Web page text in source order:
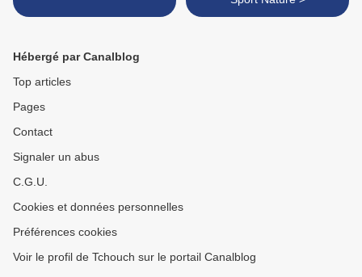
Hébergé par Canalblog
Top articles
Pages
Contact
Signaler un abus
C.G.U.
Cookies et données personnelles
Préférences cookies
Voir le profil de Tchouch sur le portail Canalblog